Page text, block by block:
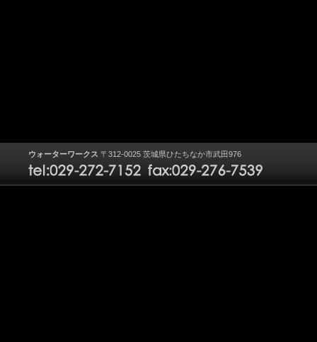
ウォーターワークス 〒312-0025 茨城県ひたちなか市武田976